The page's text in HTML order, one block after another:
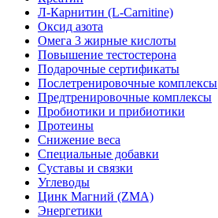
Л-Карнитин (L-Сarnitine)
Оксид азота
Омега 3 жирные кислоты
Повышение тестостерона
Подарочные сертификаты
Послетренировочные комплексы
Предтренировочные комплексы
Пробиотики и прибиотики
Протеины
Снижение веса
Специальные добавки
Суставы и связки
Углеводы
Цинк Магний (ZMA)
Энергетики